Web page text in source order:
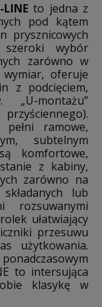
LINEto jedna z
pod kątem
prysznicowych
szeroki wybór
zarówno w
oferuje
z podcięciem,
montażu”
ramowe,
subtelnym
komfortowe,
z kabiny,
zarówno na
lub
rozsuwanymi
ułatwiający
przesuwu
użytkowania.
to intersująca
klasykę w